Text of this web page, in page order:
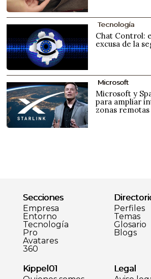
Tecnología
Chat Control:
excusa de la
Microsoft
Microsoft y
para ampliar
zonas remotas
Secciones
Empresa
Entorno
Tecnología
Pro
Avatares
360
Perfiles
Temas
Glosario
Blogs
Kippel01
Legal